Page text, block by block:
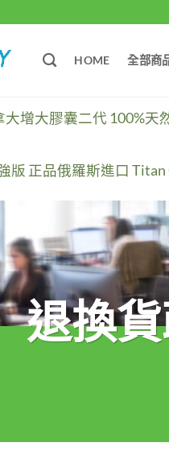
HOME 全部商
大增大膠囊二代 100%
版 正品俄羅斯進口
退換